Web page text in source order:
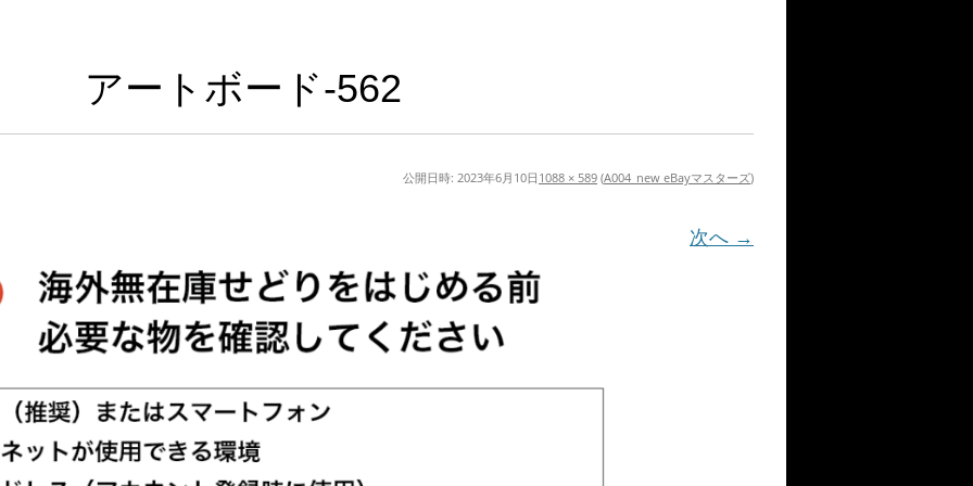
アートボード-562
公開日時: 2023年6月10日 1088 × 589 (A004_new eBayマスターズ)
次へ →